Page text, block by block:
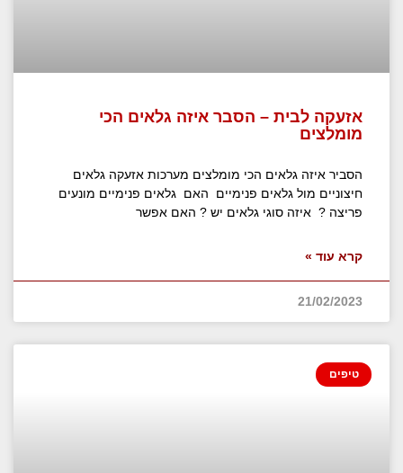
אזעקה לבית – הסבר איזה גלאים הכי
מומלצים
הסביר איזה גלאים הכי מומלצים מערכות אזעקה גלאים
חיצוניים מול גלאים פנימיים האם גלאים פנימיים מונעים
פריצה ? איזה סוגי גלאים יש ? האם אפשר
קרא עוד »
21/02/2023
טיפים